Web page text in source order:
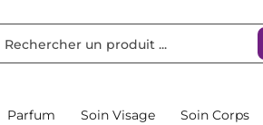
Parfum Soin Visage Soin Corps